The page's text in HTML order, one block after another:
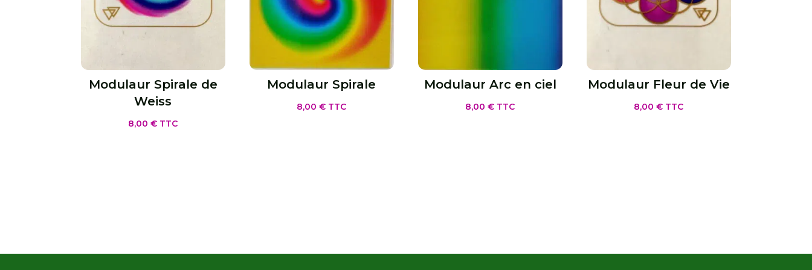
Modulaur Spirale de
Weiss
8,00€ TTC
Modulaur Spirale
8,00€ TTC
Modulaur Arc en ciel
8,00€ TTC
Modulaur Fleur de Vie
8,00€ TTC